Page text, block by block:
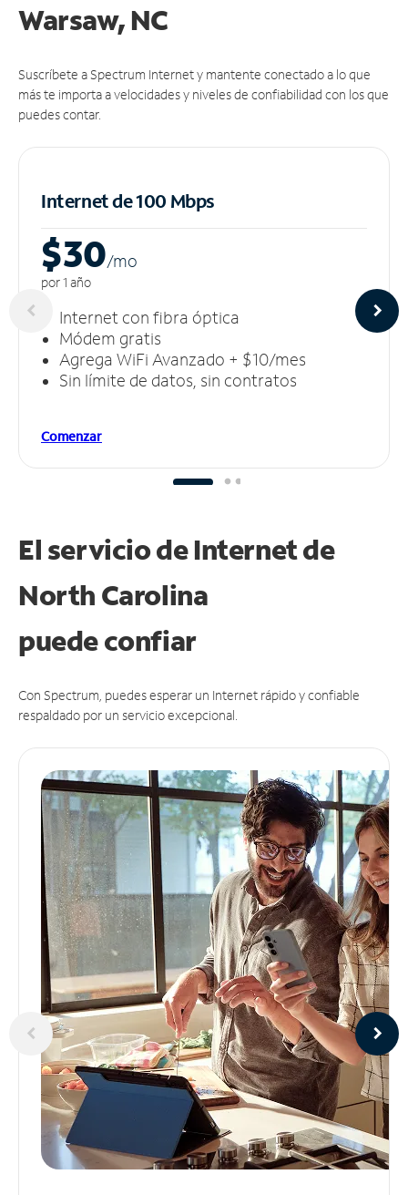
Warsaw, NC
Suscríbete a Spectrum Internet y mantente conectado a lo que
más te importa a velocidades y niveles de confiabilidad con los que
puedes contar.
Internet de 100 Mbps
$30/mo
por 1 año
Internet con fibra óptica
Módem gratis
Agrega WiFi Avanzado + $10/mes
Sin límite de datos, sin contratos
Comenzar
El servicio de Internet de
North Carolina
puedeconfiar
Con Spectrum, puedes esperar un Internet rápido y confiable
respaldado por un servicio excepcional.